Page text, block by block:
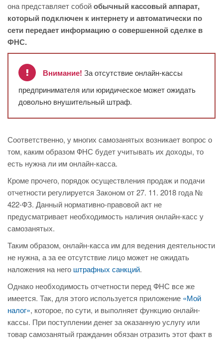
она представляет собойобычный кассовый аппарат,
который подключен к интернету и автоматически по
сети передает информацию о совершенной сделке в
ФНС.
Внимание! За отсутствие онлайн-кассы
предпринимателя или юридическое может ожидать
довольно внушительный штраф.
Соответственно, у многих самозанятых возникает вопрос о
том, каким образом ФНС будет учитывать их доходы, то
есть нужна ли им онлайн-касса.
Кроме прочего, порядок осуществления продаж и подачи
отчетности регулируется Законом от 27. 11. 2018 года №
422-ФЗ. Данный нормативно-правовой акт не
предусматривает необходимость наличия онлайн-касс у
самозанятых.
Таким образом, онлайн-касса им для ведения деятельности
не нужна, а за ее отсутствие лицо может не ожидать
наложения на него штрафных санкций.
Однако необходимость отчетности перед ФНС все же
имеется. Так, для этого используется приложение «Мой
налог», которое, по сути, и выполняет функцию онлайн-
кассы. При поступлении денег за оказанную услугу или
товар самозанятый гражданин обязан отразить этот факт в